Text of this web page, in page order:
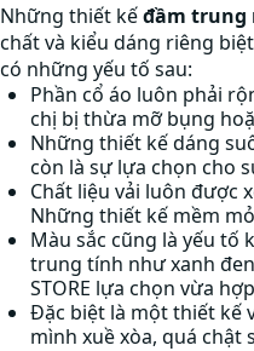
Những thiết kếđầm trung
chất và kiểu dáng riêng
có những yếu tố sau:
Phần cổ áo luôn phải
chị bị thừa mỡ bụng
Những thiết kế dáng
còn là sự lựa chọn cho
Chất liệu vải luôn được
Những thiết kế mềm
Màu sắc cũng là yếu tố
trung tính như xanh
STORE lựa chọn vừa
Đặc biệt là một thiết kế
mình xuề xòa, quá chật